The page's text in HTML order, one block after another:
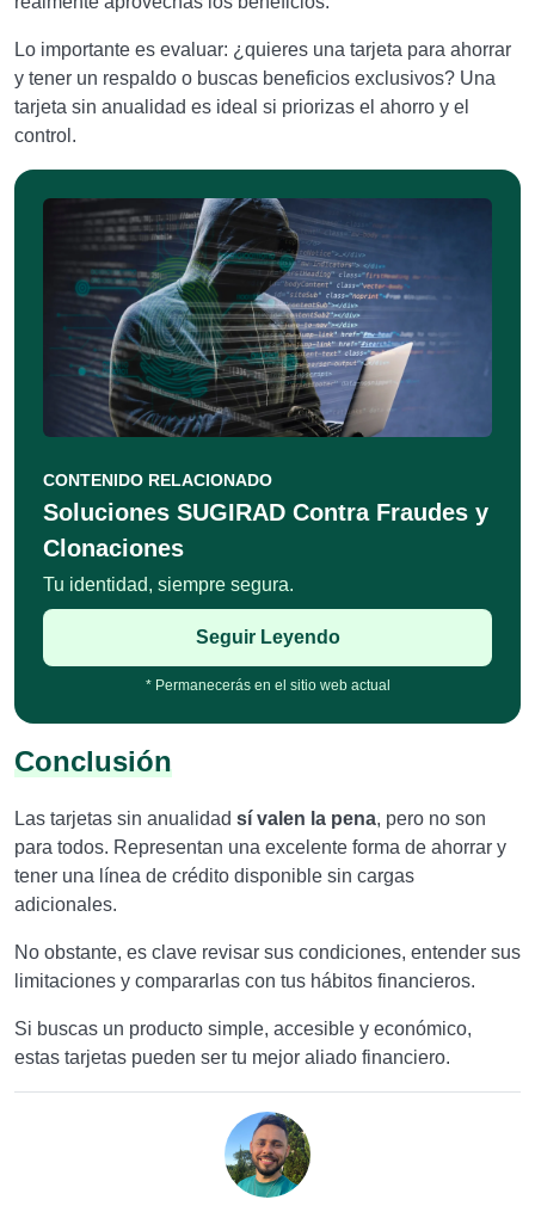
Lo importante es evaluar: ¿quieres una tarjeta para ahorrar
y tener un respaldo o buscas beneficios exclusivos? Una
tarjeta sin anualidad es ideal si priorizas el ahorro y el
control.
CONTENIDO RELACIONADO
Soluciones SUGIRAD Contra Fraudes y
Clonaciones
Tu identidad, siempre segura.
Seguir Leyendo
* Permanecerás en el sitio web actual
Conclusión
Las tarjetas sin anualidad sí valen la pena, pero no son
para todos. Representan una excelente forma de ahorrar y
tener una línea de crédito disponible sin cargas
adicionales.
No obstante, es clave revisar sus condiciones, entender sus
limitaciones y compararlas con tus hábitos financieros.
Si buscas un producto simple, accesible y económico,
estas tarjetas pueden ser tu mejor aliado financiero.